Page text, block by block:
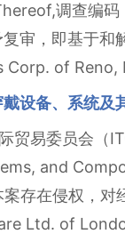
调查编码
复审，即基于
of Reno,
设备、系统及
贸易委员会（
and
案存在侵权，
Ltd. of